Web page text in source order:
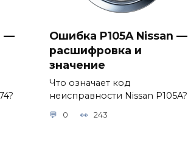
—
Ошибка P105A Nissan —
расшифровка и
значение
Что означает код
неисправности Nissan P105A?
0 243